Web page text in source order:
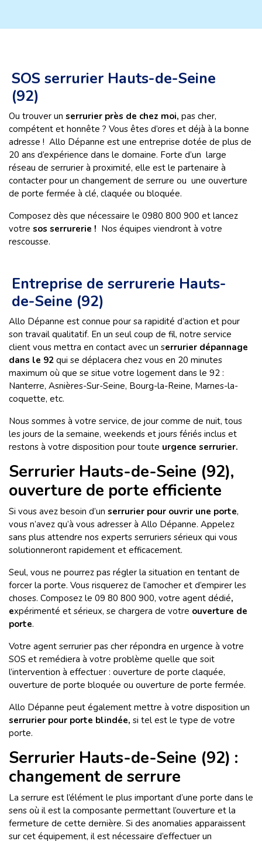
SOS serrurier Hauts-de-Seine
(92)
Ou trouver un serrurier près de chez moi, pas cher,
compétent et honnête ? Vous êtes d’ores et déjà à la bonne
adresse ! Allo Dépanne est une entreprise dotée de plus de
20 ans d’expérience dans le domaine. Forte d’un large
réseau de serrurier à proximité, elle est le partenaire à
contacter pour un changement de serrure ou une ouverture
de porte fermée à clé, claquée ou bloquée.
Composez dès que nécessaire le 0980 800 900 et lancez
votre sos serrurerie ! Nos équipes viendront à votre
rescousse.
Entreprise de serrurerie Hauts-
de-Seine (92)
Allo Dépanne est connue pour sa rapidité d’action et pour
son travail qualitatif. En un seul coup de fil, notre service
client vous mettra en contact avec un serrurier dépannage
dans le 92 qui se déplacera chez vous en 20 minutes
maximum où que se situe votre logement dans le 92 :
Nanterre, Asnières-Sur-Seine, Bourg-la-Reine, Marnes-la-
coquette, etc.
Nous sommes à votre service, de jour comme de nuit, tous
les jours de la semaine, weekends et jours fériés inclus et
restons à votre disposition pour toute urgence serrurier.
Serrurier Hauts-de-Seine (92),
ouverture de porte efficiente
Si vous avez besoin d’un serrurier pour ouvrir une porte,
vous n’avez qu’à vous adresser à Allo Dépanne. Appelez
sans plus attendre nos experts serruriers sérieux qui vous
solutionneront rapidement et efficacement.
Seul, vous ne pourrez pas régler la situation en tentant de
forcer la porte. Vous risquerez de l’amocher et d’empirer les
choses. Composez le 09 80 800 900, votre agent dédié,
expérimenté et sérieux, se chargera de votre ouverture de
porte.
Votre agent serrurier pas cher répondra en urgence à votre
SOS et remédiera à votre problème quelle que soit
l’intervention à effectuer : ouverture de porte claquée,
ouverture de porte bloquée ou ouverture de porte fermée.
Allo Dépanne peut également mettre à votre disposition un
serrurier pour porte blindée, si tel est le type de votre
porte.
Serrurier Hauts-de-Seine (92) :
changement de serrure
La serrure est l’élément le plus important d’une porte dans le
sens où il est la composante permettant l’ouverture et la
fermeture de cette dernière. Si des anomalies apparaissent
sur cet équipement, il est nécessaire d’effectuer un